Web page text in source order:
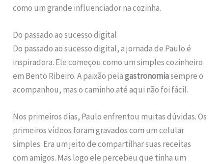
como um grande influenciador na cozinha.
Do passado ao sucesso digital
Do passado ao sucesso digital, a jornada de Paulo é
inspiradora. Ele começou como um simples cozinheiro
em Bento Ribeiro. A paixão pelagastronomiasempre o
acompanhou, mas o caminho até aqui não foi fácil.
Nos primeiros dias, Paulo enfrentou muitas dúvidas. Os
primeiros vídeos foram gravados com um celular
simples. Era um jeito de compartilhar suas receitas
com amigos. Mas logo ele percebeu que tinha um